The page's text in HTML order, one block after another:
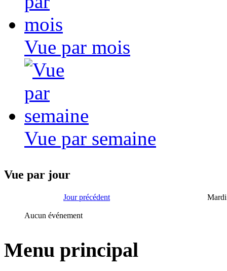
Vue par mois
Vue par semaine
Vue par jour
Jour précédent
Aucun événement
Menu principal